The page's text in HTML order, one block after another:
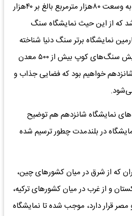
نمایشگاه، امسال در فضایی به وسعت ۸۰‌هزار مترمربع بالغ بر ۴۰‌هزار
که از این حیث نمایشگاه سنگ
نمایشگاه برتر سنگ دنیا شناخته
می‌شود و شاهد عرضه و نمایش سنگ‌های کوپ بیش از ۵۰۰ معدن
خواهیم بود که فضایی جذاب و
نمایشگاه شانزدهم هم توضیح
در بلندمدت چطور ترسیم شده
که از شرق در میان کشورهای چین،
و از غرب در میان کشورهای ترکیه،
و مصر قرار دارد، موجب شده تا نمایشگاه